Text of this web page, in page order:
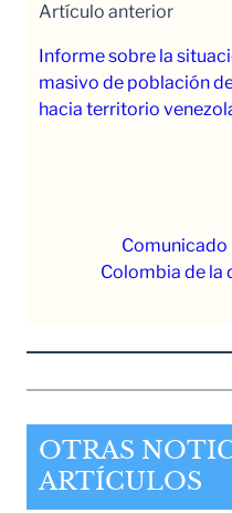
Artículo anterior
Informe sobre la
masivo de población
hacia territorio
Comunicado
Colombia de la
OTRAS
ARTÍCULOS